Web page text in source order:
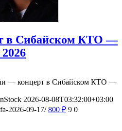
в Сибайском КТО —
— концерт в Сибайском КТО —
2026-08-08T03:32:00+03:00
2026-09-17/ 800 ₽ 9 0